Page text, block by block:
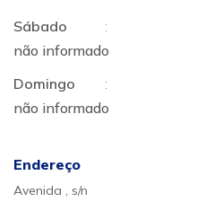
Sábado
:
não informado
Domingo
:
não informado
Endereço
Avenida , s/n